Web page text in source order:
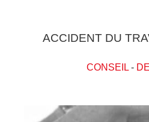
ACCIDENT DU
CONSEIL-